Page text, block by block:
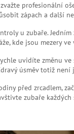
profesionální
zápach a další
u zubaře.
kde jsou mezery
uvidíte změnu
úsměv totiž
před zrcadlem,
zubaře